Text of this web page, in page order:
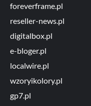
foreverframe.pl
reseller-news.pl
digitalbox.pl
e-bloger.pl
localwire.pl
wzoryikolory.pl
gp7.pl